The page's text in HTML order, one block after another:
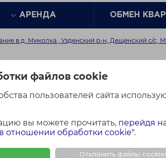
файлов cookie
пользователей сайта
вы можете прочитать, перейдя
отношении обработки cookie".
Отклонить файлы
АРЕНДА ОБМЕН
в д. Миколка , Узденский р-н, Дещенский с/с,
здание в
с/с, Минская